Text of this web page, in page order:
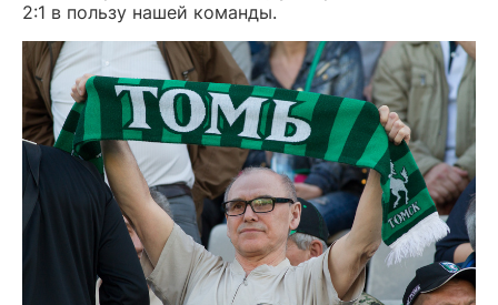
2:1 в пользу нашей команды.